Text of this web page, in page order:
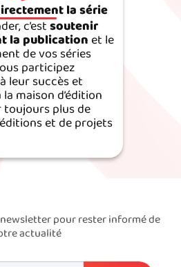
la série
c’estsoutenir
la publicationet le
de vos séries
participez
leur succès et
maison d’édition
toujours plus de
et de projets
pour rester informé de
actualité